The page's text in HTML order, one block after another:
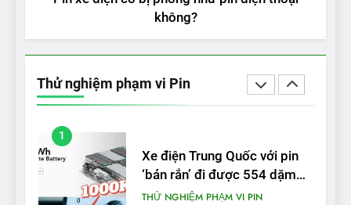
không?
Thử nghiệm phạm vi Pin
VinFast VF 5 di chuyển được
bao nhiêu km sau mỗi lần
sạc đầy?
THỬ NGHIỆM PHẠM VI PIN
1
Xe điện Trung Quốc với pin
‘bán rắn’ đi được 554 dặm
trong bài kiểm tra phạm vi
THỬ NGHIỆM PHẠM VI PIN